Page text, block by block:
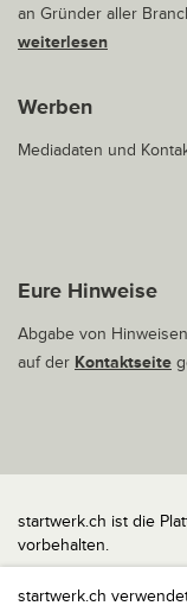
startwerk.ch
an Gründer aller
weiterlesen
Werben
Mediadaten und
Eure Hinweise
Abgabe von
auf der Kontaktseite
startwerk.ch ist die
vorbehalten.
Impressum